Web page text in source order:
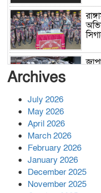
Archives
July 2026
May 2026
April 2026
March 2026
February 2026
January 2026
December 2025
November 2025